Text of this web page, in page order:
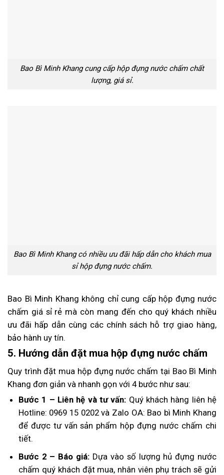
Bao Bì Minh Khang cung cấp hộp đựng nước chấm chất
lượng, giá sỉ.
Bao Bì Minh Khang có nhiều ưu đãi hấp dẫn cho khách mua
sỉ hộp đựng nước chấm.
Bao Bì Minh Khang không chỉ cung cấp hộp đựng nước
chấm giá sỉ rẻ mà còn mang đến cho quý khách nhiều
ưu đãi hấp dẫn cùng các chính sách hỗ trợ giao hàng,
bảo hành uy tín.
5. Hướng dẫn đặt mua hộp đựng nước chấm
Quy trình đặt mua hộp đựng nước chấm tại Bao Bì Minh
Khang đơn giản và nhanh gọn với 4 bước như sau:
Bước 1 – Liên hệ và tư vấn: Quý khách hàng liên hệ
Hotline: 0969 15 0202 và Zalo OA: Bao bì Minh Khang
để được tư vấn sản phẩm hộp đựng nước chấm chi
tiết.
Bước 2 – Báo giá: Dựa vào số lượng hủ đựng nước
chấm quý khách đặt mua, nhân viên phụ trách sẽ gửi